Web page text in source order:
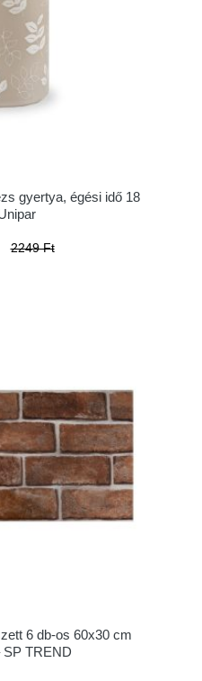
gyertya, égési idő 18
2249 Ft
6 db-os 60x30 cm
SP TREND